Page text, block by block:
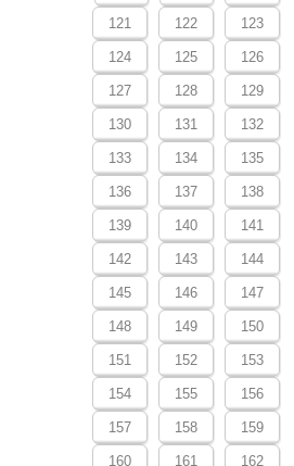
121 122 123
124 125 126
127 128 129
130 131 132
133 134 135
136 137 138
139 140 141
142 143 144
145 146 147
148 149 150
151 152 153
154 155 156
157 158 159
160 161 162